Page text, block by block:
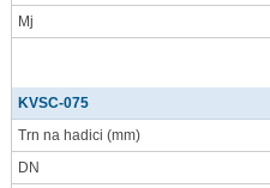
Mj
KVSC-075
Trn na hadici (mm)
DN